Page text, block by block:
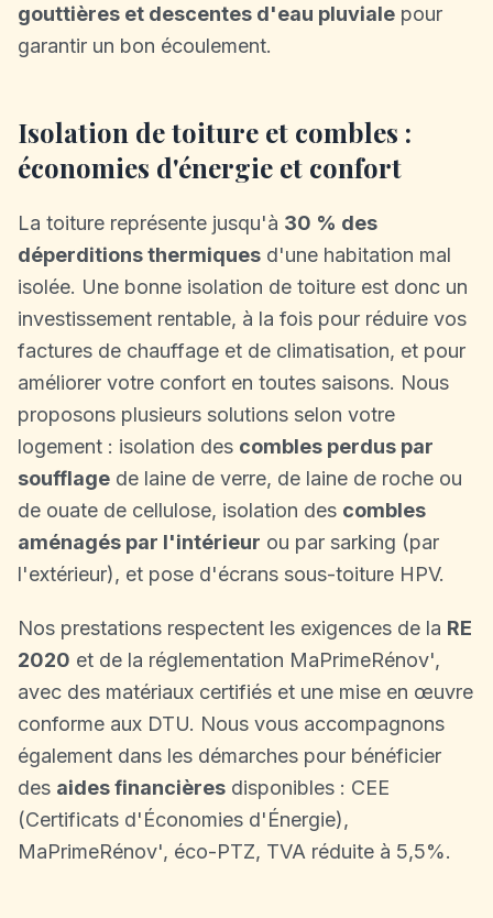
gouttières et descentes d'eau pluviale pour
garantir un bon écoulement.
Isolation de toiture et combles :
économies d'énergie et confort
La toiture représente jusqu'à 30 % des
déperditions thermiques d'une habitation mal
isolée. Une bonne isolation de toiture est donc un
investissement rentable, à la fois pour réduire vos
factures de chauffage et de climatisation, et pour
améliorer votre confort en toutes saisons. Nous
proposons plusieurs solutions selon votre
logement : isolation des combles perdus par
soufflage de laine de verre, de laine de roche ou
de ouate de cellulose, isolation des combles
aménagés par l'intérieur ou par sarking (par
l'extérieur), et pose d'écrans sous-toiture HPV.
Nos prestations respectent les exigences de la RE
2020 et de la réglementation MaPrimeRénov',
avec des matériaux certifiés et une mise en œuvre
conforme aux DTU. Nous vous accompagnons
également dans les démarches pour bénéficier
des aides financières disponibles : CEE
(Certificats d'Économies d'Énergie),
MaPrimeRénov', éco-PTZ, TVA réduite à 5,5%.